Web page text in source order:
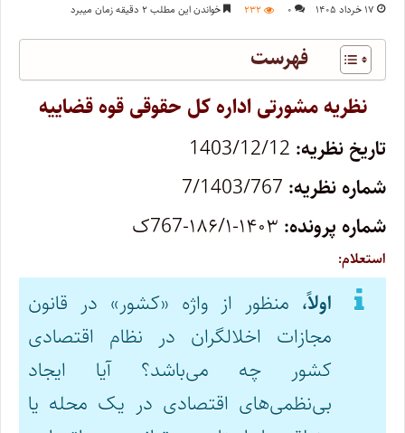
۱۷ خرداد ۱۴۰۵ ۰ ۲۳۲ خواندن این مطلب ۲ دقیقه زمان میبرد
فهرست
نظریه مشورتی اداره کل حقوقی قوه قضاییه
تاریخ نظریه: 1403/12/12
شماره نظریه:
شماره پرونده:
استعلام:
اولاً، منظور از واژه «کشور» در قانون
مجازات اخلالگران در نظام اقتصادی
کشور چه می‌باشد؟ آیا ایجاد
بی‌نظمی‌های اقتصادی در یک محله یا